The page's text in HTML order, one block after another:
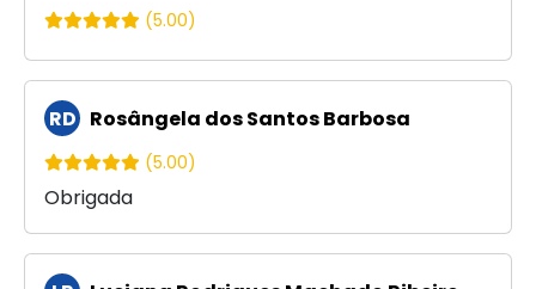
(5.00)
RD Rosângela dos Santos Barbosa
(5.00)
Obrigada